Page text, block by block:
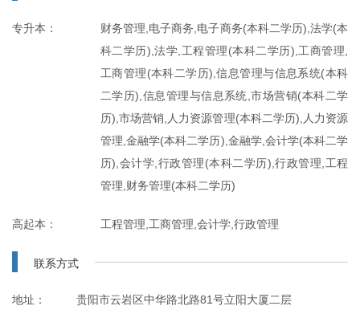
信息确认及测试
专升本：
财务管理,电子商务,电子商务(本科二学历),法学(本
科二学历),法学,工程管理(本科二学历),工商管理,
工商管理(本科二学历),信息管理与信息系统(本科
二学历),信息管理与信息系统,市场营销(本科二学
历),市场营销,人力资源管理(本科二学历),人力资源
管理,金融学(本科二学历),金融学,会计学(本科二学
历),会计学,行政管理(本科二学历),行政管理,工程
管理,财务管理(本科二学历)
高起本： 工程管理,工商管理,会计学,行政管理
联系方式
地址： 贵阳市云岩区中华路北路81号立阳大厦二层